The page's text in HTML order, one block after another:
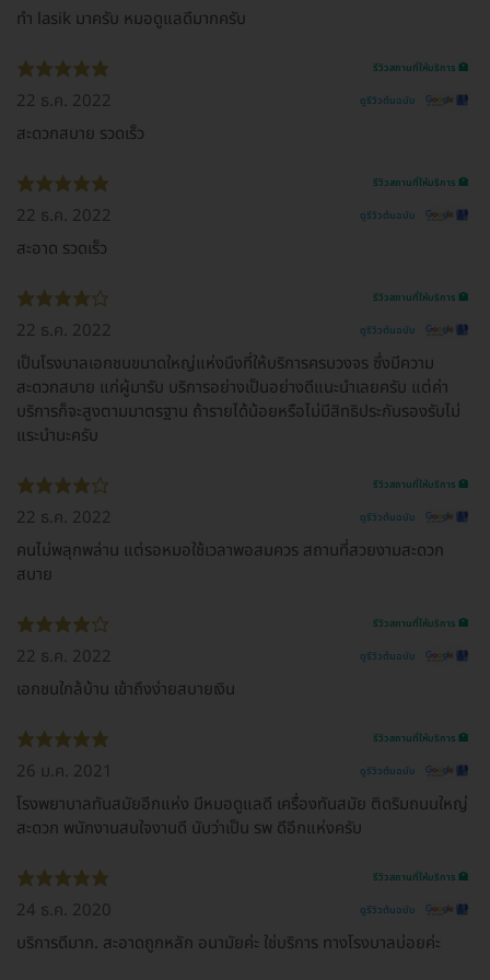
ทำ lasik มาครับ หมอดูแลดีมากครับ
รีวิวสถานที่ให้บริการ 🏥
22 ธ.ค. 2022 ดูรีวิวต้นฉบับ
สะดวกสบาย รวดเร็ว
รีวิวสถานที่ให้บริการ 🏥
22 ธ.ค. 2022 ดูรีวิวต้นฉบับ
สะอาด รวดเร็ว
รีวิวสถานที่ให้บริการ 🏥
22 ธ.ค. 2022 ดูรีวิวต้นฉบับ
เป็นโรงบาลเอกชนขนาดใหญ่แห่งนึงที่ให้บริการครบวงจร ซึ่งมีความ
สะดวกสบาย แก่ผู้มารับ บริการอย่างเป็นอย่างดีแนะนำเลยครับ แต่ค่า
บริการก็จะสูงตามมาตรฐาน ถ้ารายได้น้อยหรือไม่มีสิทธิประกันรองรับไม่
แระนำนะครับ
รีวิวสถานที่ให้บริการ 🏥
22 ธ.ค. 2022 ดูรีวิวต้นฉบับ
คนไม่พลุกพล่าน แต่รอหมอใช้เวลาพอสมควร สถานที่สวยงามสะดวก
สบาย
รีวิวสถานที่ให้บริการ 🏥
22 ธ.ค. 2022 ดูรีวิวต้นฉบับ
เอกชนใกล้บ้าน เข้าถึงง่ายสบายเงิน
รีวิวสถานที่ให้บริการ 🏥
26 ม.ค. 2021 ดูรีวิวต้นฉบับ
โรงพยาบาลทันสมัยอีกแห่ง มีหมอดูแลดี เครื่องทันสมัย ติดริมถนนใหญ่
สะดวก พนักงานสนใจงานดี นับว่าเป็น รพ ดีอีกแห่งครับ
รีวิวสถานที่ให้บริการ 🏥
24 ธ.ค. 2020 ดูรีวิวต้นฉบับ
บริการดีมาก. สะอาดถูกหลัก อนามัยค่ะ ใช่บริการ ทางโรงบาลบ่อยค่ะ